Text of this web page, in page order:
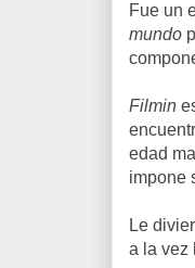
Fue un
mundo
Filmin
edad
impone
Le
a la vez